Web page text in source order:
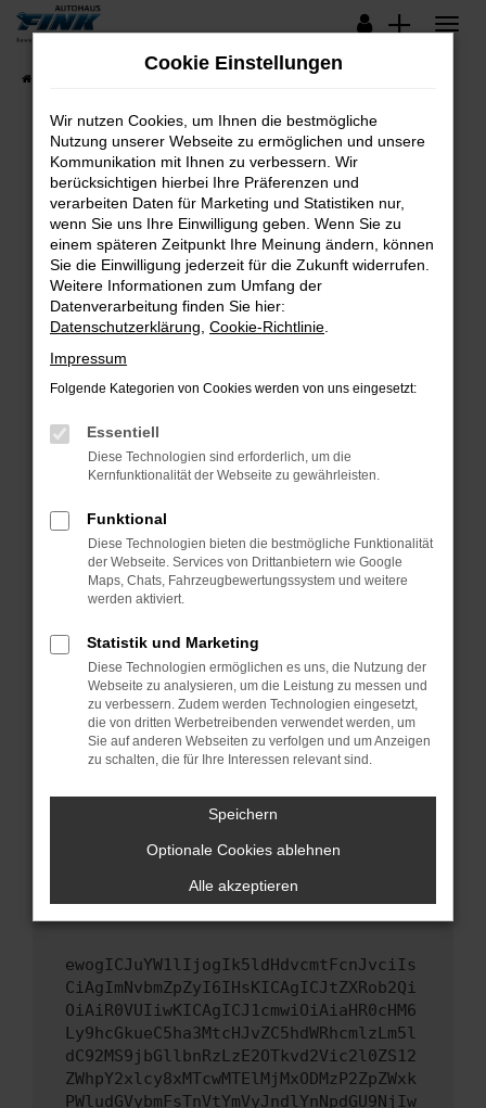
Zum
springen
Lagerfahrzeuge
Fehler: Network Error
Beim Laden ist ein Fehler aufgetreten.
Hier sind ein paar Tipps, die dir helfen können:
Überprüfe deine Firewall und deine
Internetverbindung.
Laden andere Webseiten, zum Beispiel deine
Suchmaschine?
Prüfe deine Browsererweiterungen.
können das Laden bestimmter Seiten
verhindern. Funktioniert die Seite in einem
anderen Browser oder in einem privaten
Starte dein Gerät neu.
Das kann manchmal helfen, vorübergehende
Probleme zu beheben.
Betriebssystem auf dem neuesten Stand
sind.
Veraltete Software birgt nicht nur ein
Sicherheitsrisiko, sondern kann auch dazu
führen, dass bestimmte Funktionen nicht mehr
unterstützt werden.
Wende dich an den Webseitenbetreiber.
Wenn du alle oben genannten Schritte versucht
hast, kontaktiere uns bitte. Wir werden
versuchen, das Problem zu beheben. Du kannst
uns diesen Text schicken, um uns bei der
ewogICJuYW1lIjogIk5ldHdvcmtFcnJvciIs
CiAgImNvbmZpZyI6IHsKICAgICJtZXRob2Qi
OiAiR0VUIiwKICAgICJ1cmwiOiAiaHR0cHM6
Ly9hcGkueC5ha3MtcHJvZC5hdWRhcmlzLm5l
dC92MS9jbGllbnRzLzE2OTkvd2Vic2l0ZS12
ZWhpY2xlcy8xMTcwMTElMjMxODMzP2ZpZWxk
PWludGVybmFsTnVtYmVyJndlYnNpdGU9NjIw
Cookie Einstellungen
Wir nutzen Cookies, um Ihnen die bestmögliche
Nutzung unserer Webseite zu ermöglichen und unsere
Kommunikation mit Ihnen zu verbessern. Wir
berücksichtigen hierbei Ihre Präferenzen und
verarbeiten Daten für Marketing und Statistiken nur,
wenn Sie uns Ihre Einwilligung geben. Wenn Sie zu
einem späteren Zeitpunkt Ihre Meinung ändern, können
Sie die Einwilligung jederzeit für die Zukunft widerrufen.
Weitere Informationen zum Umfang der
Datenverarbeitung finden Sie hier:
Datenschutzerklärung Cookie-Richtlinie
Impressum
Folgende Kategorien von Cookies werden von uns eingesetzt:
Essentiell
Diese Technologien sind erforderlich, um die
Kernfunktionalität der Webseite zu gewährleisten.
Funktional
Diese Technologien bieten die bestmögliche Funktionalität
der Webseite. Services von Drittanbietern wie Google
Maps, Chats, Fahrzeugbewertungssystem und weitere
werden aktiviert.
Statistik und Marketing
Diese Technologien ermöglichen es uns, die Nutzung der
Webseite zu analysieren, um die Leistung zu messen und
zu verbessern. Zudem werden Technologien eingesetzt,
die von dritten Werbetreibenden verwendet werden, um
Sie auf anderen Webseiten zu verfolgen und um Anzeigen
zu schalten, die für Ihre Interessen relevant sind.
Speichern
Optionale Cookies ablehnen
Alle akzeptieren